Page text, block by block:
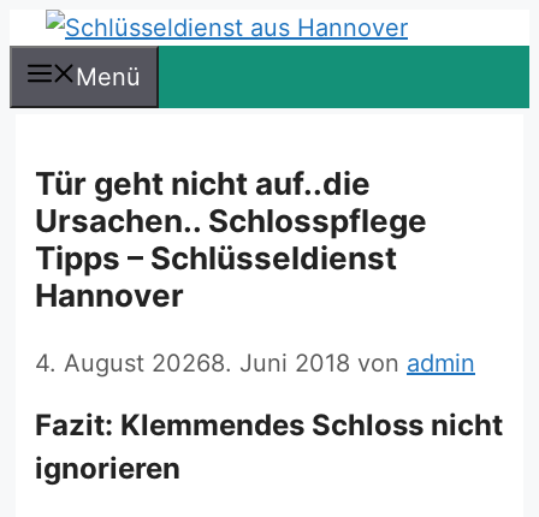
Zum
Inhalt
springen
Menü
Tür geht nicht auf..die
Ursachen.. Schlosspflege
Tipps – Schlüsseldienst
Hannover
4. August 20268. Juni 2018 von admin
Fazit: Klemmendes Schloss nicht
ignorieren